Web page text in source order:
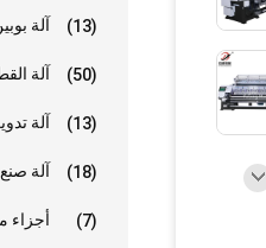
آلة (13)
آلة (50)
آلة (13)
آلة (18)
أجزاء (7)